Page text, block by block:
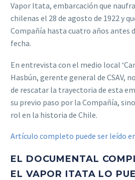
Vapor Itata, embarcación que
chilenas el 28 de agosto de 1922 y
Compañía hasta cuatro años antes
fecha.
En entrevista con el medio local
Hasbún, gerente general de CSAV,
de rescatar la trayectoria de esta
su previo paso por la Compañía,
rol en la historia de Chile.
Artículo completo puede ser leído
EL DOCUMENTAL
EL VAPOR ITATA LO